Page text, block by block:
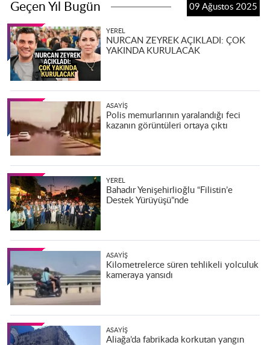
Geçen Yıl Bugün 09 Ağustos 2025
YEREL
NURCAN ZEYREK AÇIKLADI: ÇOK
YAKINDA KURULACAK
ASAYIŞ
Polis memurlarının yaralandığı feci
kazanın görüntüleri ortaya çıktı
YEREL
Bahadır Yenişehirlioğlu “Filistin’e
Destek Yürüyüşü”nde
ASAYIŞ
Kilometrelerce süren tehlikeli yolculuk
kameraya yansıdı
ASAYIŞ
Aliağa’da fabrikada korkutan yangın